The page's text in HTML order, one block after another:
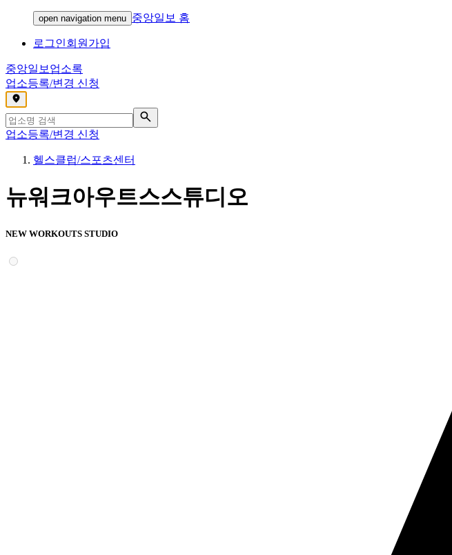
open navigation menu 중앙일보 홈
로그인회원가입
중앙일보 업소록
업소등록/변경 신청
,
업소등록/변경 신청
헬스클럽/스포츠센터
뉴워크아우트스스튜디오
NEW WORKOUTS STUDIO